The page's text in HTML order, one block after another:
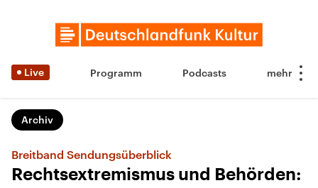
Live Programm Podcasts
Archiv
Breitband Sendungsüberblick
Rechtsextremismus und Behörden: